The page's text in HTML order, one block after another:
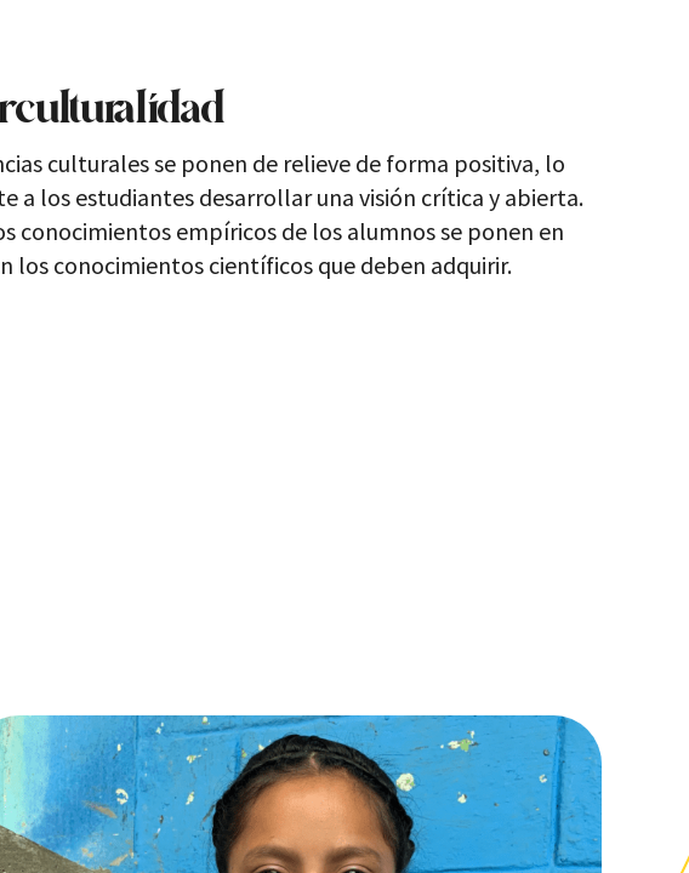
culturales se ponen de relieve de forma positiva, lo
a los estudiantes desarrollar una visión crítica y abierta.
conocimientos empíricos de los alumnos se ponen en
los conocimientos científicos que deben adquirir.